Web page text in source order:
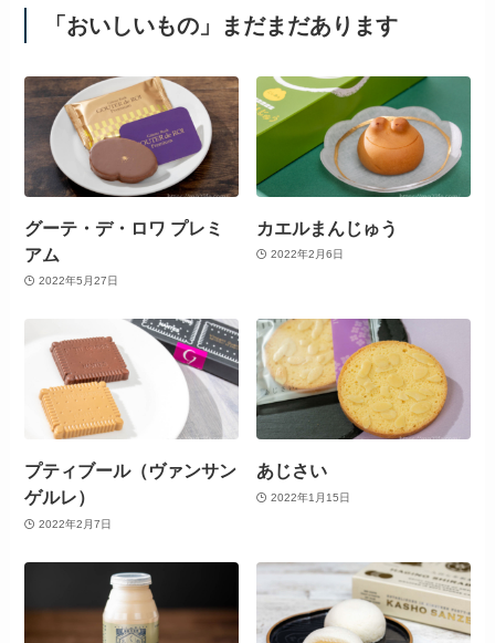
「おいしいもの」まだまだあります
グーテ・デ・ロワ プレミ
アム
2022年5月27日
カエルまんじゅう
2022年2月6日
プティブール（ヴァンサン
ゲルレ）
2022年2月7日
あじさい
2022年1月15日